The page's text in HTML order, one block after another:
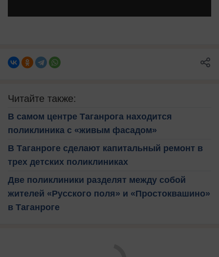
Читайте также:
В самом центре Таганрога находится
поликлиника с «живым фасадом»
В Таганроге сделают капитальный ремонт в
трех детских поликлиниках
Две поликлиники разделят между собой
жителей «Русского поля» и «Простоквашино»
в Таганроге